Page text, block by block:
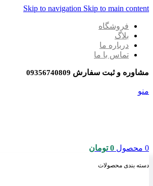
Skip to navigation Skip to main content
فروشگاه
بلاگ
درباره ما
تماس با ما
مشاوره و ثبت سفارش 09356740809
منو
0 محصول 0 تومان
دسته بندی محصولات